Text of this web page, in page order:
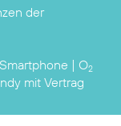
der
| O2
mit Vertrag